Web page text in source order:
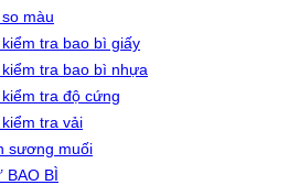
màu
tra bao bì giấy
tra bao bì nhựa
tra độ cứng
tra vải
sương muối
BAO BÌ